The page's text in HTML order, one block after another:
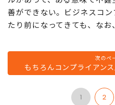
冒頭に挙げた「職場での
は「気持ち悪い」ケースで
ルがあって、ある意味で不健
たり前になってきても、なお
次のペ
もちろんコンプライアン